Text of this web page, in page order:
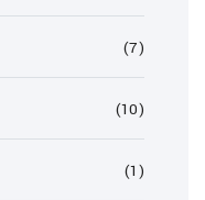
(7)
(10)
(1)